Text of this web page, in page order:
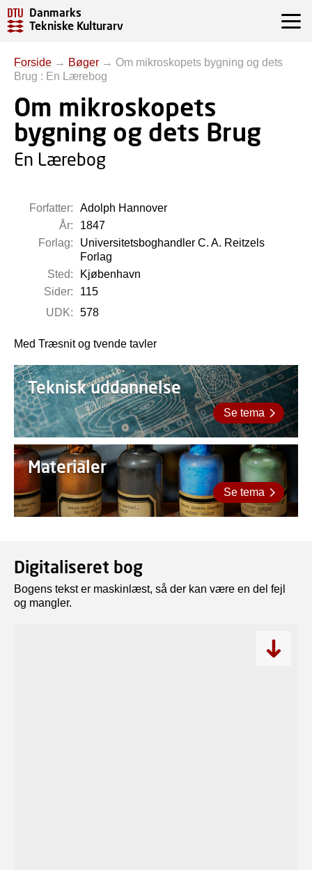
Danmarks
Tekniske Kulturarv
Forside → Bøger → Om mikroskopets bygning og dets
Brug : En Lærebog
Om mikroskopets
bygning og dets Brug
En Lærebog
Forfatter:
Adolph Hannover
År:
1847
Forlag:
Universitetsboghandler C. A. Reitzels
Forlag
Sted:
Kjøbenhavn
Sider:
115
UDK:
578
Med Træsnit og tvende tavler
Teknisk uddannelse
Se tema
Materialer
Se tema
Digitaliseret bog
Bogens tekst er maskinlæst, så der kan være en del fejl
og mangler.